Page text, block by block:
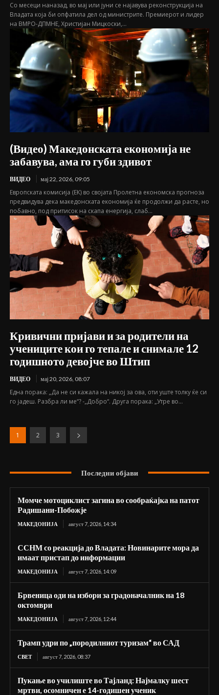
Со месеци наназад, во мај или јуни се најавува реконструкција на
Владата која би опфатила дел од министрите. Премиерот и лидер
на ВМРО-ДПМНЕ, Христијан Мицкоски,...
(Видео) Македонската економија не
забавува, ама го губи здивот
ВИДЕО мај 22, 2026, 09:05
Европската комисија (ЕК) во својата Пролетна економска прогноза
предвидува дека македонската економија ќе продолжи да расте, но
побавно, под притисок на скапа енергија, слаб...
Кривични пријави и за родители на
учениците кои го тепале и снимале 12
годишното девојче во Штип
ВИДЕО мај 20, 2026, 08:07
Една порака: „Да не си кажала на никој за ова, оти уште толку ќе си
го јадеш. Разбра ли ме“? -„Добро“. Друга порака: „Утре во...
1 2 3
Последни објави
Момче мотоциклист загина во сообраќајка на патот
Радишани-Побожје
МАКЕДОНИЈА август 7, 2026, 14:34
ССНМ со реакција до Владата: Новинарите мора да
имаат пристап до информации
МАКЕДОНИЈА август 7, 2026, 14:09
Брвеница оди на избори за градоначалник на 18
октомври
МАКЕДОНИЈА август 7, 2026, 12:44
Трамп удри по „породилниот туризам“ во САД
СВЕТ август 7, 2026, 08:37
Пукање во училиште во Тајланд: Најмалку шест
мртви, осомничен е 14-годишен ученик